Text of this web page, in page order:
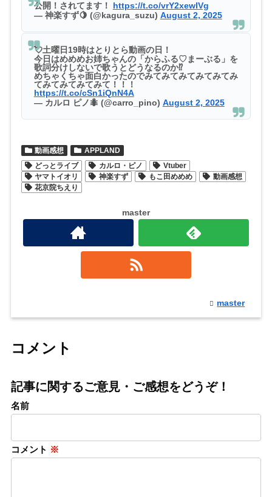
公開！されてます！ https://t.co/vrY2xewlVg
— 神楽すず🍋 (@kagura_suzu) August 2, 2025
💘土曜日19時はとりとら動画の日！
今日はめめめお姉ちゃんの「からふる♡まーぶる」を
歌詞分けしないで歌うとどうなるのか⁉️
めちゃくちゃ面白かったのでみてみてみてみてみてみ
てみてみてみてみて！！！
https://t.co/cSn1iQnN4A
— カルロ ピノ🐜 (@carro_pino) August 2, 2025
動画感想
APPLAND
どっとライブ
カルロ・ピノ
Vtuber
ヤマトイオリ
神楽すず もこ田めめめ
動画感想
花京院ちえり
master
master
コメント
記事に関するご意見・ご感想をどうぞ！
名前
コメント ※